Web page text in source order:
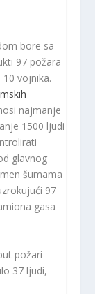
bore sa
97 požara
vojnika.
najmanje
1500 ljudi
glavnog
šumama
97
gasa
požari
37 ljudi,